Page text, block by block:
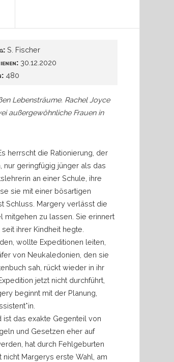
S. Fischer
30.12.2020
480
Lebensträume. Rachel Joyce
außergewöhnliche Frauen in
herrscht die Rationierung, der
nur geringfügig jünger als das
an einer Schule, ihre
sie mit einer bösartigen
Schluss. Margery verlässt die
mitgehen zu lassen. Sie erinnert
ihrer Kindheit hegte.
wollte Expeditionen leiten,
von Neukaledonien, den sie
sah, rückt wieder in ihr
jetzt nicht durchführt,
beginnt mit der Planung,
ist das exakte Gegenteil von
und Gesetzen eher auf
hat durch Fehlgeburten
Margerys erste Wahl, am